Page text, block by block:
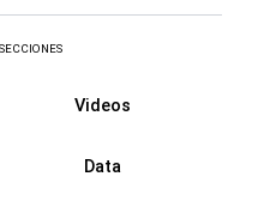
Videos
Data